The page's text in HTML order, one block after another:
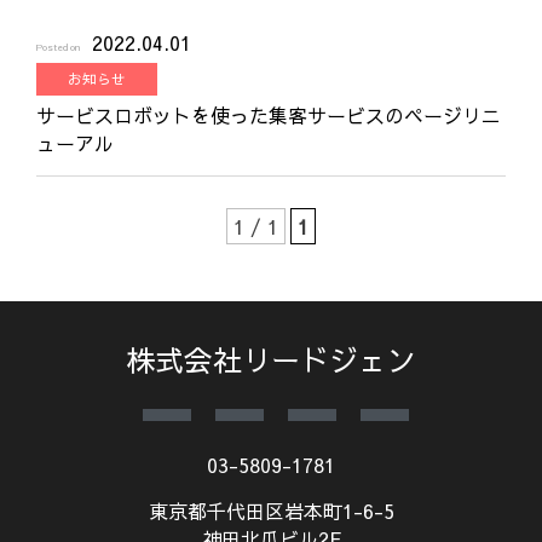
Posted on 2022.04.01
お知らせ
サービスロボットを使った集客サービスのページリニ
ューアル
1 / 1 1
株式会社リードジェン
03-5809-1781
東京都千代田区岩本町1-6-5